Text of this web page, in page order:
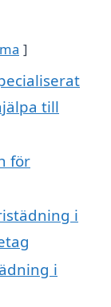
till
för
i
i